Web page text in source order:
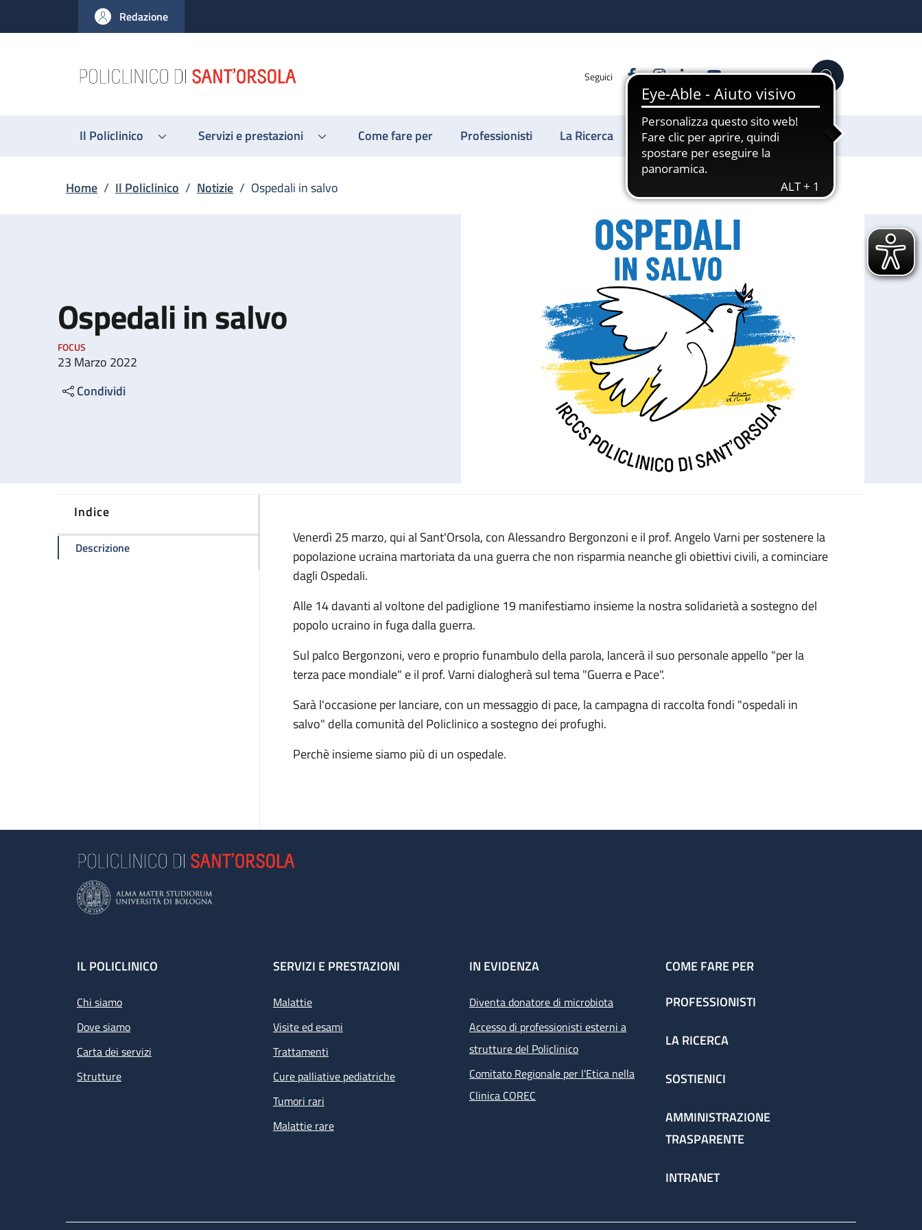
al contenuto principale
to footer content
Redazione
Seguici FacebookInstagram
LinkedinYouTube Cerca
Il Policlinico Servizi e prestazioni Come fare per Professionisti La Ricerca Sostienici
Briciole di pane
Home / Il Policlinico / Notizie / Ospedali in salvo
Ospedali in salvo
FOCUS
23 Marzo 2022
Condividi
Indice
Descrizionedella pagina Ospedali in salvo
Venerdì 25 marzo, qui al Sant'Orsola, con Alessandro Bergonzoni e il prof. Angelo Varni per sostenere la
popolazione ucraina martoriata da una guerra che non risparmia neanche gli obiettivi civili, a cominciare
dagli Ospedali.
Alle 14 davanti al voltone del padiglione 19 manifestiamo insieme la nostra solidarietà a sostegno del
popolo ucraino in fuga dalla guerra.
Sul palco Bergonzoni, vero e proprio funambulo della parola, lancerà il suo personale appello "per la
terza pace mondiale" e il prof. Varni dialogherà sul tema "Guerra e Pace".
Sarà l'occasione per lanciare, con un messaggio di pace, la campagna di raccolta fondi "ospedali in
salvo" della comunità del Policlinico a sostegno dei profughi.
Perchè insieme siamo più di un ospedale.
Footer
IL POLICLINICO
Chi siamo
Dove siamo
Carta dei servizi
Strutture
SERVIZI E PRESTAZIONI
Malattie
Visite ed esami
Trattamenti
Cure palliative pediatriche
Tumori rari
Malattie rare
IN EVIDENZA
Diventa donatore di microbiota
Accesso di professionisti esterni a
strutture del Policlinico
Comitato Regionale per l’Etica nella
Clinica COREC
COME FARE PER
PROFESSIONISTI
LA RICERCA
SOSTIENICI
AMMINISTRAZIONE
TRASPARENTE
INTRANET